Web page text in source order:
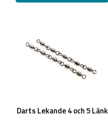
Darts Lekande 4 och 5 Länk